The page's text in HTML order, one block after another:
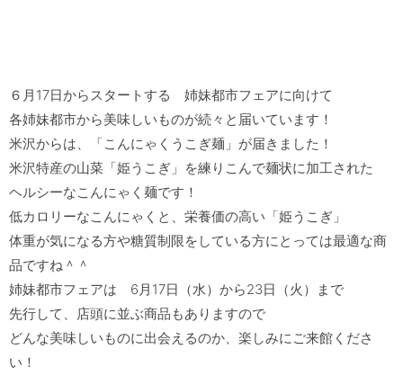
６月17日からスタートする　姉妹都市フェアに向けて
各姉妹都市から美味しいものが続々と届いています！
米沢からは、「こんにゃくうこぎ麺」が届きました！
米沢特産の山菜「姫うこぎ」を練りこんで麺状に加工された
ヘルシーなこんにゃく麺です！
低カロリーなこんにゃくと、栄養価の高い「姫うこぎ」
体重が気になる方や糖質制限をしている方にとっては最適な商
品ですね＾＾
姉妹都市フェアは　6月17日（水）から23日（火）まで
先行して、店頭に並ぶ商品もありますので
どんな美味しいものに出会えるのか、楽しみにご来館くださ